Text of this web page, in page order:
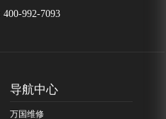
400-992-7093
导航中心
万国维修